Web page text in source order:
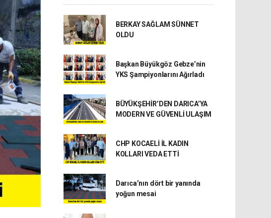
BERKAY SAĞLAM SÜNNET
OLDU
Başkan Büyükgöz Gebze’nin
YKS Şampiyonlarını Ağırladı
BÜYÜKŞEHİR’DEN DARICA’YA
MODERN VE GÜVENLİ ULAŞIM
CHP KOCAELİ İL KADIN
KOLLARI VEDA ETTİ
Darıca’nın dört bir yanında
yoğun mesai